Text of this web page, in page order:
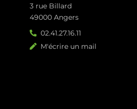
3 rue Billard
49000 Angers
02.41.27.16.11
M'écrire un mail